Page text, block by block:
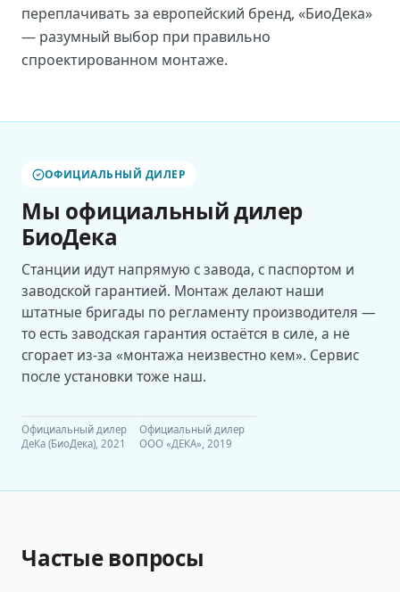
переплачивать за европейский бренд, «БиоДека»
— разумный выбор при правильно
спроектированном монтаже.
ОФИЦИАЛЬНЫЙ ДИЛЕР
Мы официальный дилер
БиоДека
Станции идут напрямую с завода, с паспортом и
заводской гарантией. Монтаж делают наши
штатные бригады по регламенту производителя —
то есть заводская гарантия остаётся в силе, а не
сгорает из-за «монтажа неизвестно кем». Сервис
после установки тоже наш.
Официальный дилер
ДеКа (БиоДека), 2021
Официальный дилер
ООО «ДЕКА», 2019
Частые вопросы